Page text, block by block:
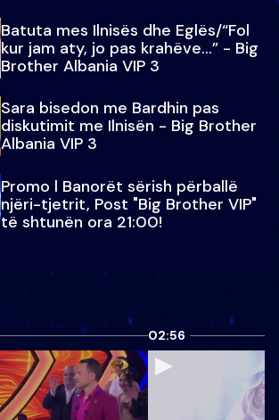
Batuta mes Ilnisës dhe Eglës/“Fol
kur jam aty, jo pas krahëve…” - Big
Brother Albania VIP 3
Sara bisedon me Bardhin pas
diskutimit me Ilnisën - Big Brother
Albania VIP 3
Promo l Banorët sërish përballë
njëri-tjetrit, Post "Big Brother VIP"
të shtunën ora 21:00!
02:56